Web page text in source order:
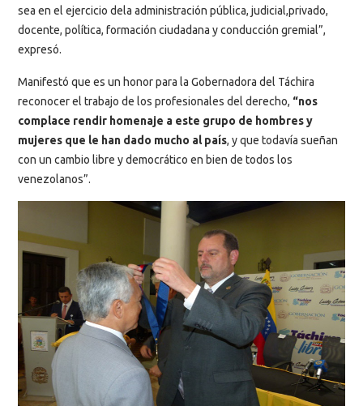
sea en el ejercicio dela administración pública, judicial,privado,
docente, política, formación ciudadana y conducción gremial”,
expresó.
Manifestó que es un honor para la Gobernadora del Táchira
reconocer el trabajo de los profesionales del derecho, “nos
complace rendir homenaje a este grupo de hombres y
mujeres que le han dado mucho al país, y que todavía sueñan
con un cambio libre y democrático en bien de todos los
venezolanos”.